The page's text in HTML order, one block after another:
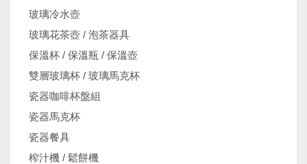
玻璃冷水壺
玻璃花茶壺 / 泡茶器具
保溫杯 / 保溫瓶 / 保溫壺
雙層玻璃杯 / 玻璃馬克杯
瓷器咖啡杯盤組
瓷器馬克杯
瓷器餐具
榨汁機 / 鬆餅機